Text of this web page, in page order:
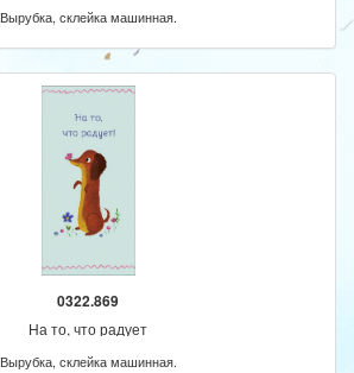
Вырубка, склейка машинная.
0322.869
На то, что радует
Вырубка, склейка машинная.